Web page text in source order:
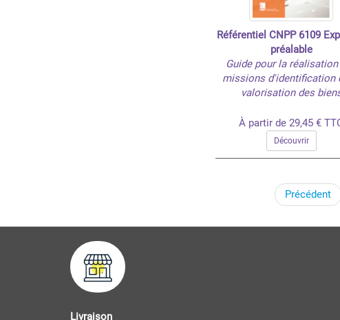
Référentiel CNPP 6109
préalable
Guide pour la réalisation
missions d'identification
valorisation des
À partir de 29,45 €
Découvrir
Précédent
Livraison